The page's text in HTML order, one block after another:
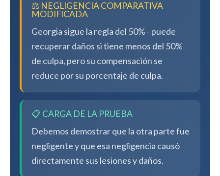
⚖️ NEGLIGENCIA COMPARATIVA
MODIFICADA
Georgia sigue la regla del 50% - puede
recuperar daños si tiene menos del 50%
de culpa, pero su compensación se
reduce por su porcentaje de culpa.
📋 CARGA DE LA PRUEBA
Debemos demostrar que la otra parte fue
negligente y que esa negligencia causó
directamente sus lesiones y daños.